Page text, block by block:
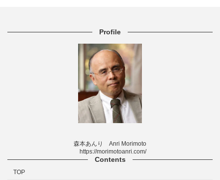
Profile
森本あんり Anri Morimoto
https://morimotoanri.com/
Contents
TOP